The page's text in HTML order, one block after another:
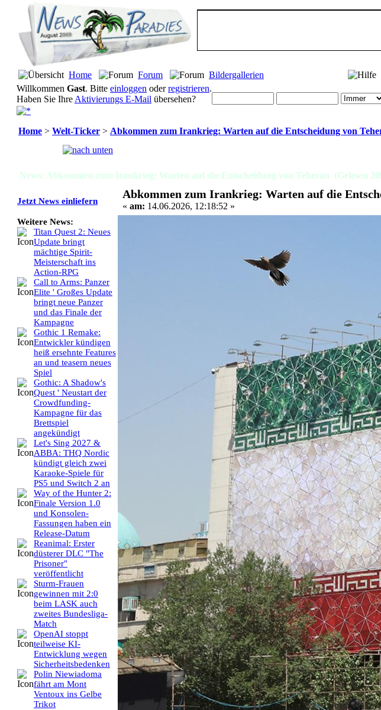
Home Forum Bildergallerien
Willkommen Gast. Bitte einloggen oderregistrieren.
Haben Sie Ihre Aktivierungs E-Mail übersehen?
Home > Welt-Ticker > Abkommen zum Irankrieg: Warten auf die Entscheidung von
News: Abkommen zum Irankrieg: Warten auf die Entscheidung von Teheran (Gelesen
Jetzt News einliefern
Weitere News:
Titan Quest 2: Neues
Update bringt
mächtige Spirit-
Meisterschaft ins
Action-RPG
Call to Arms: Panzer
Elite ' Großes Update
bringt neue Panzer
und das Finale der
Kampagne
Gothic 1 Remake:
Entwickler kündigen
heiß ersehnte Features
an und teasern neues
Spiel
Gothic: A Shadow's
Quest ' Neustart der
Crowdfunding-
Kampagne für das
Brettspiel
angekündigt
Let's Sing 2027 &
ABBA: THQ Nordic
kündigt gleich zwei
Karaoke-Spiele für
PS5 und Switch 2 an
Way of the Hunter 2:
Finale Version 1.0
und Konsolen-
Fassungen haben ein
Release-Datum
Reanimal: Erster
düsterer DLC "The
Prisoner"
veröffentlicht
Sturm-Frauen
gewinnen mit 2:0
beim LASK auch
zweites Bundesliga-
Match
OpenAI stoppt
teilweise KI-
Entwicklung wegen
Sicherheitsbedenken
Polin Niewiadoma
fährt am Mont
Ventoux ins Gelbe
Trikot
Abkommen zum Irankrieg: Warten auf die
« am: 14.06.2026, 12:18:52 »